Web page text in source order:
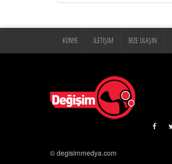
KÜNYE İLETİŞİM BİZE ULAŞIN
© degisimmedya.com